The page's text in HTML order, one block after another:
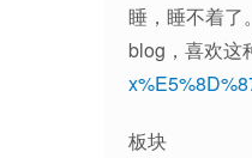
睡，睡不着
blog，喜欢这
板块